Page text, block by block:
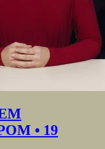
• 19